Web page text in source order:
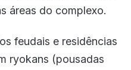
áreas do complexo.
feudais e residências
ryokans (pousadas